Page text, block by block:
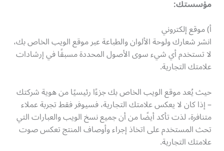
مؤسستك:
أ) موقع إلكتروني
انشر شعارك ولوحة الألوان والطباعة عبر موقع الويب الخاص بك،
لا تستخدم أي شيء سوى الأصول المحددة مسبقًا في إرشادات
علامتك التجارية.
حيث يُعد موقع الويب الخاص بك جزءًا رئيسيًا من هوية شركتك
– إذا كان لا يعكس علامتك التجارية، فسيوفر فقط تجربة عملاء
متنافرة، لذت تأكد أيضًا من أن جميع نسخ الويب والعبارات التي
تحث المستخدم على اتخاذ إجراء وأوصاف المنتج تعكس صوت
علامتك التجارية.